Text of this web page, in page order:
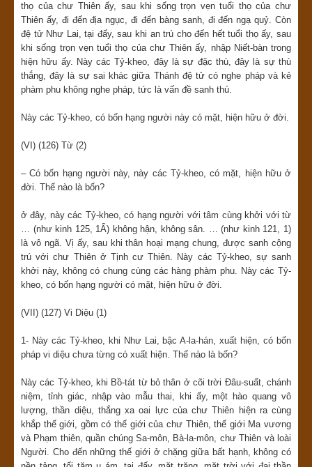
thọ của chư Thiên ấy, sau khi sống trọn vẹn tuổi thọ của chư
Thiên ấy, đi đến địa ngục, đi đến bàng sanh, đi đến ngạ quỷ. Còn
đệ tử Như Lai, tại đấy, sau khi an trú cho đến hết tuổi thọ ấy, sau
khi sống trọn vẹn tuổi thọ của chư Thiên ấy, nhập Niết-bàn trong
hiện hữu ấy. Này các Tỷ-kheo, đây là sự đặc thù, đây là sự thù
thắng, đây là sự sai khác giữa Thánh đệ tử có nghe pháp và kẻ
phàm phu không nghe pháp, tức là vấn đề sanh thú.
Này các Tỷ-kheo, có bốn hạng người này có mặt, hiện hữu ở đời.
(VI) (126) Từ (2)
– Có bốn hạng người này, này các Tỷ-kheo, có mặt, hiện hữu ở
đời. Thế nào là bốn?
ở đây, này các Tỷ-kheo, có hạng người với tâm cùng khởi với từ
… (như kinh 125, 1Ẩ) không hận, không sân. … (như kinh 121, 1)
là vô ngã. Vị ấy, sau khi thân hoại mạng chung, được sanh cộng
trú với chư Thiên ở Tịnh cư Thiên. Này các Tỷ-kheo, sự sanh
khởi này, không có chung cùng các hàng phàm phu. Này các Tỷ-
kheo, có bốn hạng người có mặt, hiện hữu ở đời.
(VII) (127) Vi Diệu (1)
1- Này các Tỷ-kheo, khi Như Lai, bậc A-la-hán, xuất hiện, có bốn
pháp vi diệu chưa từng có xuất hiện. Thế nào là bốn?
Này các Tỷ-kheo, khi Bồ-tát từ bỏ thân ở cõi trời Đâu-suất, chánh
niệm, tỉnh giác, nhập vào mẫu thai, khi ấy, một hào quang vô
lượng, thần diệu, thắng xa oai lực của chư Thiên hiện ra cùng
khắp thế giới, gồm có thế giới của chư Thiên, thế giới Ma vương
và Phạm thiên, quần chúng Sa-môn, Bà-la-môn, chư Thiên và loài
Người. Cho đến những thế giới ở chặng giữa bất hạnh, không có